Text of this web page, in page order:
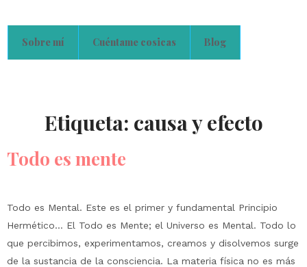
Sobre mí Cuéntame cosicas Blog
Etiqueta: causa y efecto
Todo es mente
Todo es Mental. Este es el primer y fundamental Principio
Hermético… El Todo es Mente; el Universo es Mental. Todo lo
que percibimos, experimentamos, creamos y disolvemos surge
de la sustancia de la consciencia. La materia física no es más